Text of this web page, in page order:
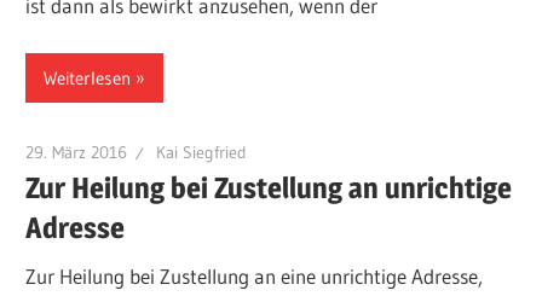
ist dann als bewirkt anzusehen, wenn der
Weiterlesen
29. März 2016 Kai Siegfried
Zur Heilung bei Zustellung an unrichtige
Adresse
Zur Heilung bei Zustellung an eine unrichtige Adresse,